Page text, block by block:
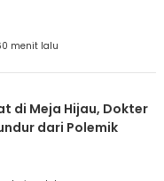
menit lalu
di Meja Hijau, Dokter
dari Polemik